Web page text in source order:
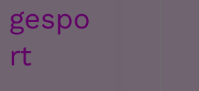
gespo
rt